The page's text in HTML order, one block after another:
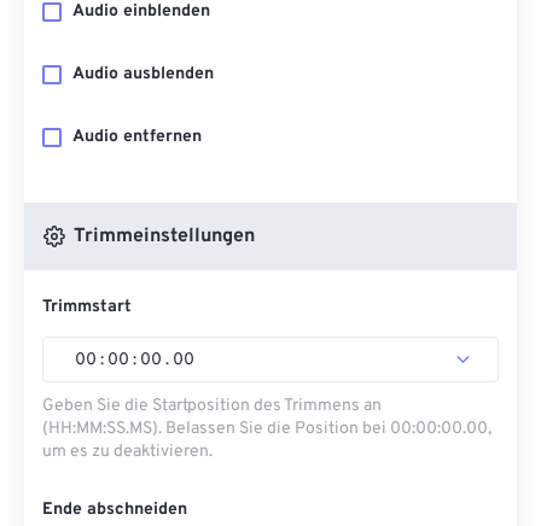
Audio einblenden
Audio ausblenden
Audio entfernen
Trimmeinstellungen
Trimmstart
00 : 00 : 00 . 00
Geben Sie die Startposition des Trimmens an
(HH:MM:SS.MS). Belassen Sie die Position bei 00:00:00.00,
um es zu deaktivieren.
Ende abschneiden